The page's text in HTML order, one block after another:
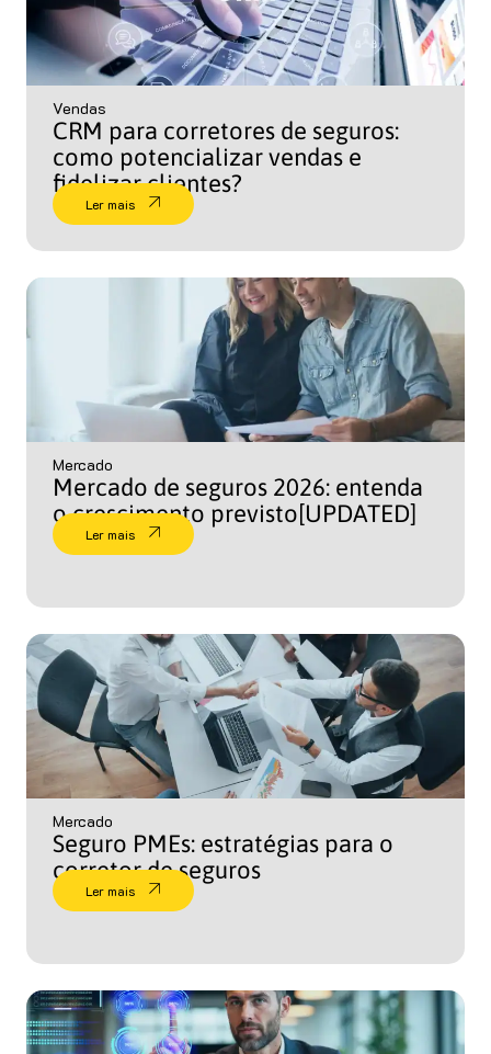
Vendas
CRM para corretores de seguros:
como potencializar vendas e
fidelizar clientes?
Ler mais
Mercado
Mercado de seguros 2026: entenda
o crescimento previsto[UPDATED]
Ler mais
Mercado
Seguro PMEs: estratégias para o
corretor de seguros
Ler mais